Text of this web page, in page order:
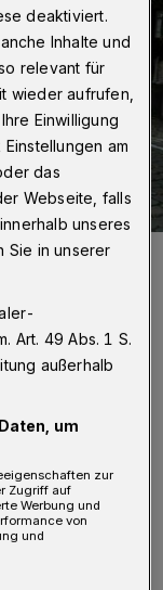
passieren.
der
mich sehr
und
der Stadt
die
deaktiviert.
Inhalte und
relevant für
wieder aufrufen,
Einwilligung
am
das
Webseite, falls
unseres
Sie in unserer
Art. 49 Abs. 1 S.
außerhalb
um
zur
Zugriff auf
Werbung und
von
und